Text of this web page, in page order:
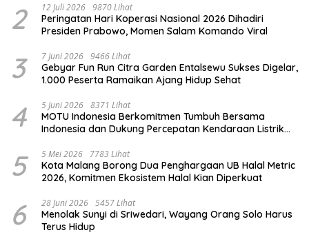
2 12 Juli 2026 9870 Lihat
Peringatan Hari Koperasi Nasional 2026 Dihadiri
Presiden Prabowo, Momen Salam Komando Viral
3 7 Juni 2026 9466 Lihat
Gebyar Fun Run Citra Garden Entalsewu Sukses Digelar,
1.000 Peserta Ramaikan Ajang Hidup Sehat
4 5 Juni 2026 8371 Lihat
MOTU Indonesia Berkomitmen Tumbuh Bersama
Indonesia dan Dukung Percepatan Kendaraan Listrik
5 5 Mei 2026 7783 Lihat
Kota Malang Borong Dua Penghargaan UB Halal Metric
2026, Komitmen Ekosistem Halal Kian Diperkuat
6 28 Juni 2026 5457 Lihat
Menolak Sunyi di Sriwedari, Wayang Orang Solo Harus
Terus Hidup